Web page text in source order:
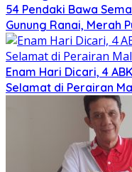
54 Pendaki Bawa
Gunung Ranai, Merah
Enam Hari Dicari, 4
Selamat di Perairan